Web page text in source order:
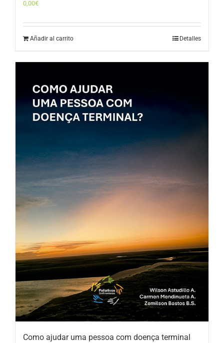
0,00€
Añadir al carrito Detalles
Como ajudar uma pessoa com doença terminal